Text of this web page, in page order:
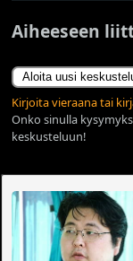
Aiheeseen
Aloita uusi
Kirjoita vieraana tai
Onko sinulla
keskusteluun!